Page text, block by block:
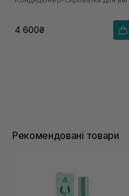
4 600₴
Рекомендовані товари